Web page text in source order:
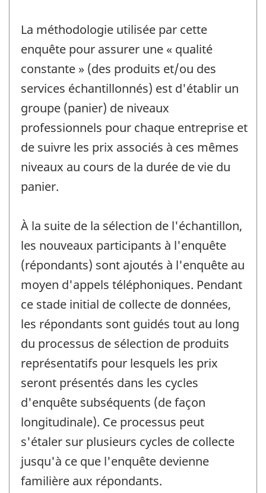
La méthodologie utilisée par cette
enquête pour assurer une « qualité
constante » (des produits et/ou des
services échantillonnés) est d'établir un
groupe (panier) de niveaux
professionnels pour chaque entreprise et
de suivre les prix associés à ces mêmes
niveaux au cours de la durée de vie du
panier.
À la suite de la sélection de l'échantillon,
les nouveaux participants à l'enquête
(répondants) sont ajoutés à l'enquête au
moyen d'appels téléphoniques. Pendant
ce stade initial de collecte de données,
les répondants sont guidés tout au long
du processus de sélection de produits
représentatifs pour lesquels les prix
seront présentés dans les cycles
d'enquête subséquents (de façon
longitudinale). Ce processus peut
s'étaler sur plusieurs cycles de collecte
jusqu'à ce que l'enquête devienne
familière aux répondants.